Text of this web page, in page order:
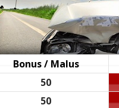
)
Bonus / Malus
50
50